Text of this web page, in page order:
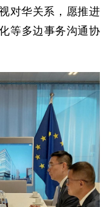
对华关系，愿推进
等多边事务沟通协